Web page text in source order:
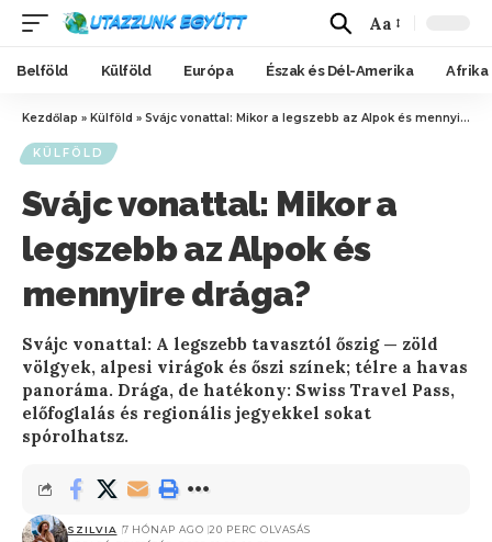
Aa
Belföld Külföld Európa Észak és Dél-Amerika Afrika
Kezdőlap » Külföld » Svájc vonattal: Mikor a legszebb az Alpok és mennyire drága?
KÜLFÖLD
Svájc vonattal: Mikor a
legszebb az Alpok és
mennyire drága?
Svájc vonattal: A legszebb tavasztól őszig — zöld
völgyek, alpesi virágok és őszi színek; télre a havas
panoráma. Drága, de hatékony: Swiss Travel Pass,
előfoglalás és regionális jegyekkel sokat
spórolhatsz.
SZILVIA 7 HÓNAP AGO 20 PERC OLVASÁS